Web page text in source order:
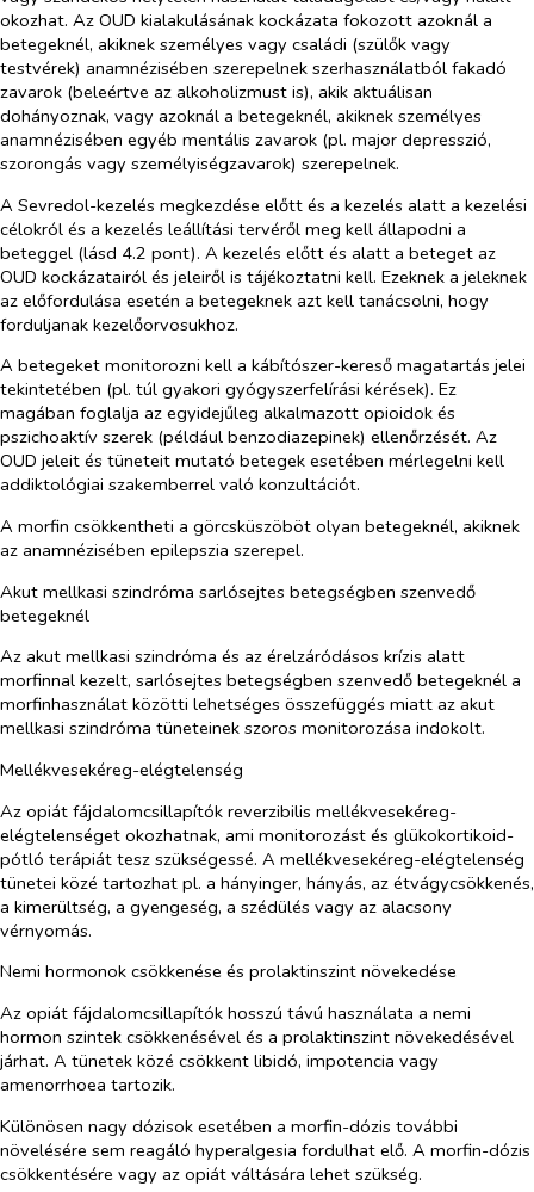
okozhat. Az OUD kialakulásának kockázata fokozott azoknál a
betegeknél, akiknek személyes vagy családi (szülők vagy
testvérek) anamnézisében szerepelnek szerhasználatból fakadó
zavarok (beleértve az alkoholizmust is), akik aktuálisan
dohányoznak, vagy azoknál a betegeknél, akiknek személyes
anamnézisében egyéb mentális zavarok (pl. major depresszió,
szorongás vagy személyiségzavarok) szerepelnek.
A Sevredol-kezelés megkezdése előtt és a kezelés alatt a kezelési
célokról és a kezelés leállítási tervéről meg kell állapodni a
beteggel (lásd 4.2 pont). A kezelés előtt és alatt a beteget az
OUD kockázatairól és jeleiről is tájékoztatni kell. Ezeknek a jeleknek
az előfordulása esetén a betegeknek azt kell tanácsolni, hogy
forduljanak kezelőorvosukhoz.
A betegeket monitorozni kell a kábítószer-kereső magatartás jelei
tekintetében (pl. túl gyakori gyógyszerfelírási kérések). Ez
magában foglalja az egyidejűleg alkalmazott opioidok és
pszichoaktív szerek (például benzodiazepinek) ellenőrzését. Az
OUD jeleit és tüneteit mutató betegek esetében mérlegelni kell
addiktológiai szakemberrel való konzultációt.
A morfin csökkentheti a görcsküszöböt olyan betegeknél, akiknek
az anamnézisében epilepszia szerepel.
Akut mellkasi szindróma sarlósejtes betegségben szenvedő
betegeknél
Az akut mellkasi szindróma és az érelzáródásos krízis alatt
morfinnal kezelt, sarlósejtes betegségben szenvedő betegeknél a
morfinhasználat közötti lehetséges összefüggés miatt az akut
mellkasi szindróma tüneteinek szoros monitorozása indokolt.
Mellékvesekéreg-elégtelenség
Az opiát fájdalomcsillapítók reverzibilis mellékvesekéreg-
elégtelenséget okozhatnak, ami monitorozást és glükokortikoid-
pótló terápiát tesz szükségessé. A mellékvesekéreg-elégtelenség
tünetei közé tartozhat pl. a hányinger, hányás, az étvágycsökkenés,
a kimerültség, a gyengeség, a szédülés vagy az alacsony
vérnyomás.
Nemi hormonok csökkenése és prolaktinszint növekedése
Az opiát fájdalomcsillapítók hosszú távú használata a nemi
hormon szintek csökkenésével és a prolaktinszint növekedésével
járhat. A tünetek közé csökkent libidó, impotencia vagy
amenorrhoea tartozik.
Különösen nagy dózisok esetében a morfin-dózis további
növelésére sem reagáló hyperalgesia fordulhat elő. A morfin-dózis
csökkentésére vagy az opiát váltására lehet szükség.